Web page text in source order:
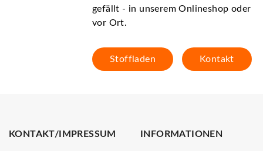
gefällt - in unserem Onlineshop oder
vor Ort.
Stoffladen Kontakt
KONTAKT/IMPRESSUM INFORMATIONEN